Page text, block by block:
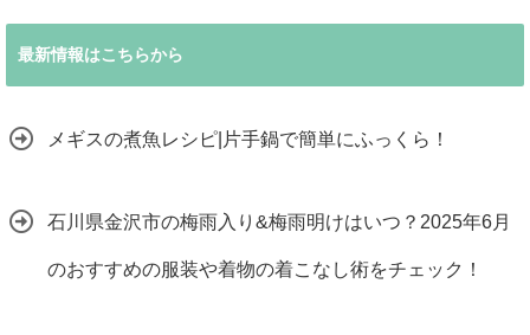
最新情報はこちらから
メギスの煮魚レシピ|片手鍋で簡単にふっくら！
石川県金沢市の梅雨入り&梅雨明けはいつ？2025年6月
のおすすめの服装や着物の着こなし術をチェック！